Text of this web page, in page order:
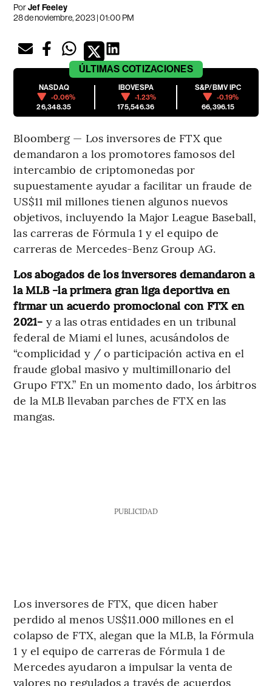
PorJef Feeley
28 de noviembre, 2023 | 01:00 PM
ÚLTIMAS COTIZACIONES
NASDAQ
-0.06%
26,348.35
IBOVESPA
-1.23%
175,546.36
S&P/BMV IPC
-0.19%
66,396.15
Bloomberg — Los inversores de FTX que
demandaron a los promotores famosos del
intercambio de criptomonedas por
supuestamente ayudar a facilitar un fraude de
US$11 mil millones tienen algunos nuevos
objetivos, incluyendo la Major League Baseball,
las carreras de Fórmula 1 y el equipo de
carreras de Mercedes-Benz Group AG.
Los abogados de los inversores demandaron a
la MLB -la primera gran liga deportiva en
firmar un acuerdo promocional con FTX en
2021- y a las otras entidades en un tribunal
federal de Miami el lunes, acusándolos de
“complicidad y / o participación activa en el
fraude global masivo y multimillonario del
Grupo FTX.” En un momento dado, los árbitros
de la MLB llevaban parches de FTX en las
mangas.
PUBLICIDAD
Los inversores de FTX, que dicen haber
perdido al menos US$11.000 millones en el
colapso de FTX, alegan que la MLB, la Fórmula
1 y el equipo de carreras de Fórmula 1 de
Mercedes ayudaron a impulsar la venta de
valores no regulados a través de acuerdos